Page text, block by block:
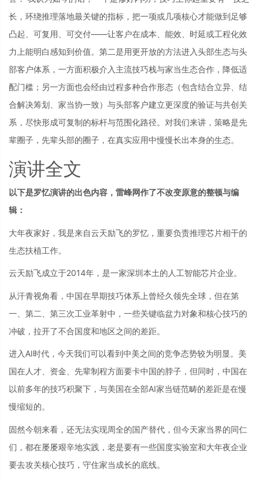
长，环绕推理落地最关键的指标，把一项或几项核心才能做到足够
凸起、可复用、可交付——让客户在成本、能效、时延或工程化效
力上能明白感知到价值。第二是用更开放的方法进入头部生态与头
部客户体系，一方面积极介入主流技巧栈与家当生态合作，降低适
配门槛；另一方面也会经由过程多种合作形态（包含结合立异、结
合解决筹划、家当协一致）与头部客户建立更深度的验证与共创关
系，尽快形成可复制的标杆与范围化路径。对我们来讲，策略是先
辈圈子，先辈头部的圈子，在真实应用中慢慢长出本身的生态。
演讲全文
以下是罗忆演讲的出色内容，雷峰网作了不改变原意的整顿与编
辑：
大年夜家好，我是来自云天励飞的罗忆，重要负责推理芯片相干的
生态扶植工作。
云天励飞成立于2014年，是一家深圳本土的人工智能芯片企业。
从汗青视角看，中国在早期技巧体系上曾经久领先全球，但在第
一、第二、第三次工业革射中，一些关键临盆力对象和核心技巧的
冲破，拉开了不合国度和地区之间的差距。
进入AI时代，今天我们可以看到中美之间的竞争态势较为明显。美
国在人才、资金、先辈制程方面要卡中国的脖子，但同时，中国在
以前多年的技巧积聚下，与美国在全部AI家当链范畴的差距是在慢
慢缩短的。
固然今朝来看，还无法实现周全的国产替代，但今天家当界的同仁
们，都在屡屡艰辛地实践，老是要有一些国度实验室和大年夜企业
要去攻关核心技巧，守住家当成长的底线。